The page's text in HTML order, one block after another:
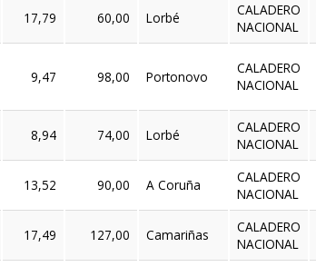
17,79 60,00 Lorbé
CALADERO
NACIONAL
9,47 98,00 Portonovo
CALADERO
NACIONAL
8,94 74,00 Lorbé
CALADERO
NACIONAL
13,52 90,00 A Coruña
CALADERO
NACIONAL
17,49 127,00 Camariñas
CALADERO
NACIONAL